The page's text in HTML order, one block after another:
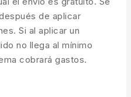
de aplicar
Si al aplicar un
no llega al mínimo
cobrará gastos.